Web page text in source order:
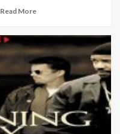
Read More